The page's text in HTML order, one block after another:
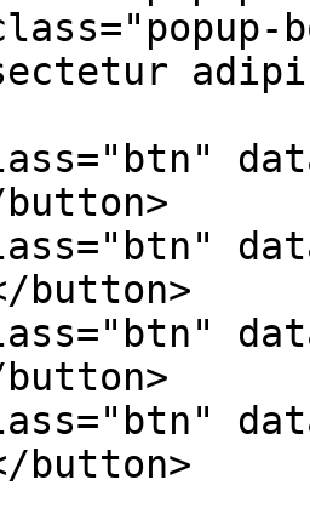
button>
button>
button>
button>